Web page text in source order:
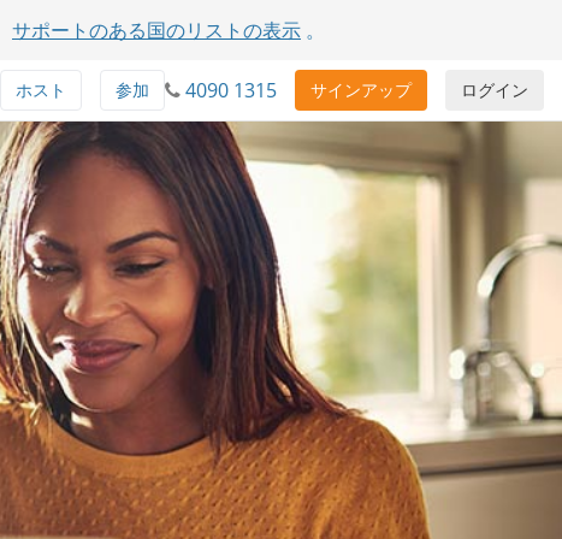
サポートのある国のリストの表示 。
ログイン
サインアップ
4090 1315
参加
ホスト